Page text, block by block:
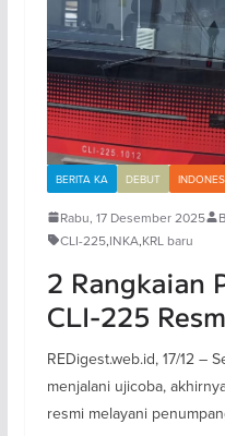
BERITA KA DEBUT
Rabu, 17 Desember 2025
CLI-225,INKA,KRL baru
2 Rangkaian
CLI-225
REDigest.web.id, 17/12 –
menjalani ujicoba,
resmi melayani